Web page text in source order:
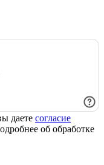
даете согласие
об обработке